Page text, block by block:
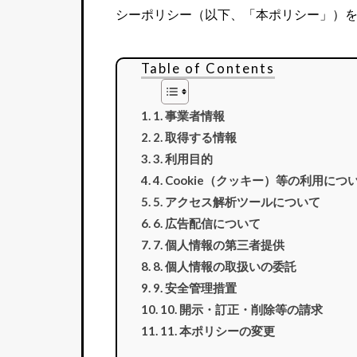
シーポリシー（以下、「本ポリシー」）を
Table of Contents
1. 事業者情報
2. 取得する情報
3. 利用目的
4. Cookie（クッキー）等の利用につ
5. アクセス解析ツールについて
6. 広告配信について
7. 個人情報の第三者提供
8. 個人情報の取扱いの委託
9. 安全管理措置
10. 開示・訂正・削除等の請求
11. 本ポリシーの変更